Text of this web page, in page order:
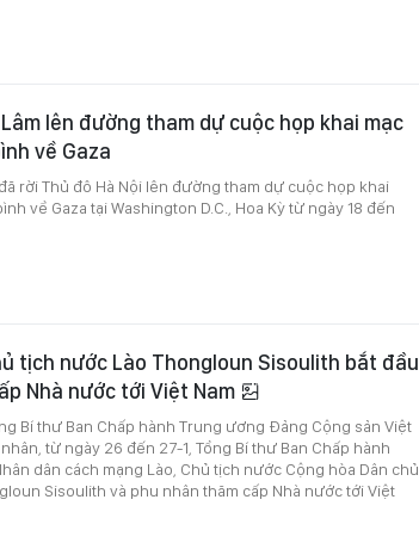
lên đường tham dự cuộc họp khai mạc
về Gaza
rời Thủ đô Hà Nội lên đường tham dự cuộc họp khai
về Gaza tại Washington D.C., Hoa Kỳ từ ngày 18 đến
tịch nước Lào Thongloun Sisoulith bắt đầu
Nhà nước tới Việt Nam
Bí thư Ban Chấp hành Trung ương Đảng Cộng sản Việt
từ ngày 26 đến 27-1, Tổng Bí thư Ban Chấp hành
dân cách mạng Lào, Chủ tịch nước Cộng hòa Dân chủ
Sisoulith và phu nhân thăm cấp Nhà nước tới Việt